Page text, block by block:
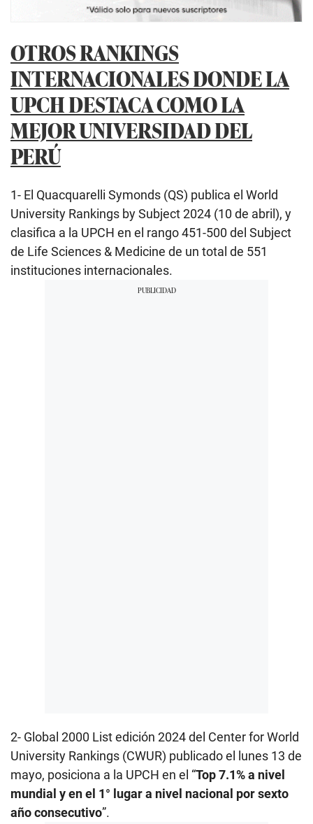
OTROS RANKINGS
INTERNACIONALES DONDE LA
UPCH DESTACA COMO LA
MEJOR UNIVERSIDAD DEL
PERÚ
1- El Quacquarelli Symonds (QS) publica el World
University Rankings by Subject 2024 (10 de abril), y
clasifica a la UPCH en el rango 451-500 del Subject
de Life Sciences & Medicine de un total de 551
instituciones internacionales.
2- Global 2000 List edición 2024 del Center for World
University Rankings (CWUR) publicado el lunes 13 de
mayo, posiciona a la UPCH en el “Top 7.1% a nivel
mundial y en el 1° lugar a nivel nacional por sexto
año consecutivo”.